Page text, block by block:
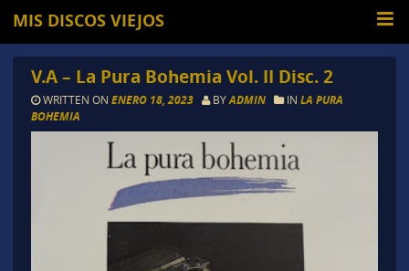
MIS DISCOS VIEJOS
V.A – La Pura Bohemia Vol. II Disc. 2
WRITTEN ON ENERO 18, 2023 BYADMIN IN LA PURA
BOHEMIA